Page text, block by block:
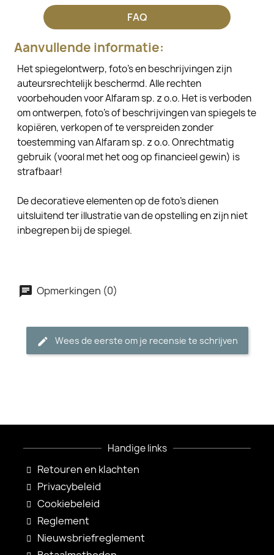
FAQ
Aanvullende informatie:
Het spiegelontwerp, foto's en beschrijvingen zijn
auteursrechtelijk beschermd. Alle rechten
voorbehouden voor Alfaram sp. z o.o. Het is verboden
om ontwerpen, foto's of beschrijvingen van spiegels te
kopiëren, verkopen of te verspreiden zonder
toestemming van Alfaram sp. z o.o. Onrechtmatig
gebruik (vooral met het oog op financieel gewin) is
strafbaar!
De decoratieve elementen op de foto's dienen
uitsluitend ter illustratie van de opstelling en zijn niet
inbegrepen bij de spiegel.
Opmerkingen (0)
Wees de eerste om je recensie te schrijven
Handige links
Retouren en klachten
Privacybeleid
Cookiebeleid
Reglement
Nieuwsbriefreglement